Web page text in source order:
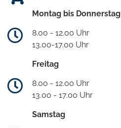
Montag bis Donnerstag
8.00 - 12.00 Uhr
13.00-17.00 Uhr
Freitag
8.00 - 12.00 Uhr
13.00 - 17.00 Uhr
Samstag